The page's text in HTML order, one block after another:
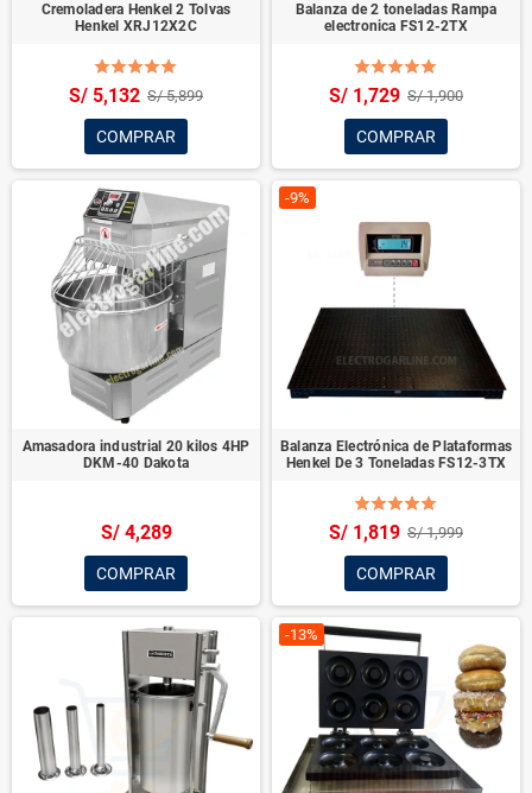
Cremoladera Henkel 2 Tolvas
Henkel XRJ12X2C
S/ 5,132 S/ 5,899
COMPRAR
Balanza de 2 toneladas Rampa
electronica FS12-2TX
S/ 1,729 S/ 1,900
COMPRAR
Amasadora industrial 20 kilos 4HP
DKM-40 Dakota
S/ 4,289
COMPRAR
-9%
Balanza Electrónica de Plataformas
Henkel De 3 Toneladas FS12-3TX
S/ 1,819 S/ 1,999
COMPRAR
-13%